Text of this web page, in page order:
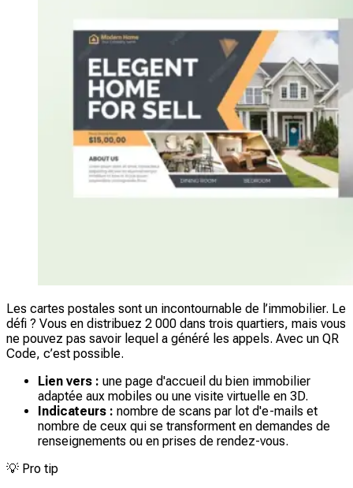
Les cartes postales sont un incontournable de l’immobilier. Le
défi ? Vous en distribuez 2 000 dans trois quartiers, mais vous
ne pouvez pas savoir lequel a généré les appels. Avec un QR
Code, c’est possible.
Lien vers : une page d'accueil du bien immobilier
adaptée aux mobiles ou une visite virtuelle en 3D.
Indicateurs : nombre de scans par lot d'e-mails et
nombre de ceux qui se transforment en demandes de
renseignements ou en prises de rendez-vous.
💡 Pro tip